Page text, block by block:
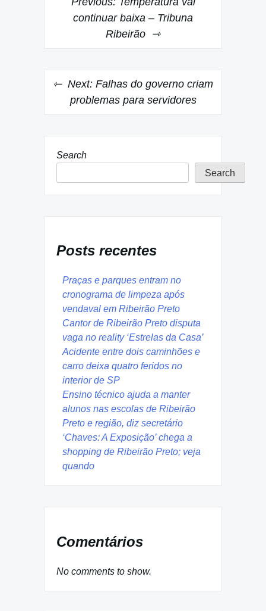
navigation
continuar baixa – Tribuna
Ribeirão
Next: Falhas do governo criam
problemas para servidores
Search
Search
Posts recentes
Praças e parques entram no
cronograma de limpeza após
vendaval em Ribeirão Preto
Cantor de Ribeirão Preto disputa
vaga no reality ‘Estrelas da Casa’
Acidente entre dois caminhões e
carro deixa quatro feridos no
interior de SP
Ensino técnico ajuda a manter
alunos nas escolas de Ribeirão
Preto e região, diz secretário
‘Chaves: A Exposição’ chega a
shopping de Ribeirão Preto; veja
quando
Comentários
No comments to show.